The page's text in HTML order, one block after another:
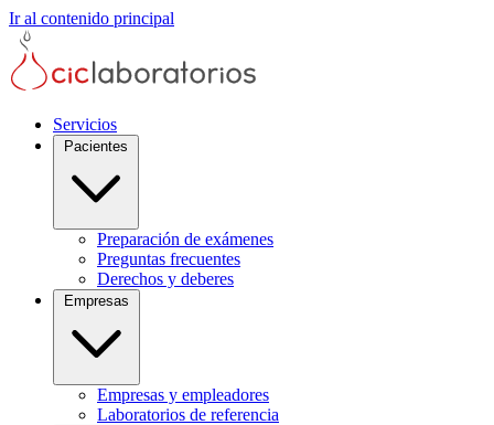
Ir al contenido principal
Servicios
Preparación de exámenes
Preguntas frecuentes
Derechos y deberes
Empresas y empleadores
Laboratorios de referencia